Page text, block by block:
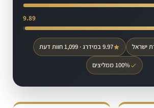
9.89
ישראל 9.97 במידרג · 1,099 חוות דעת
100% ממליצים